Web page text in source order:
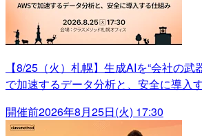
【8/25（火）札幌】生成AIを“会社の武
で加速するデータ分析と、安全に導入
開催前2026年8月25日(火) 17:30